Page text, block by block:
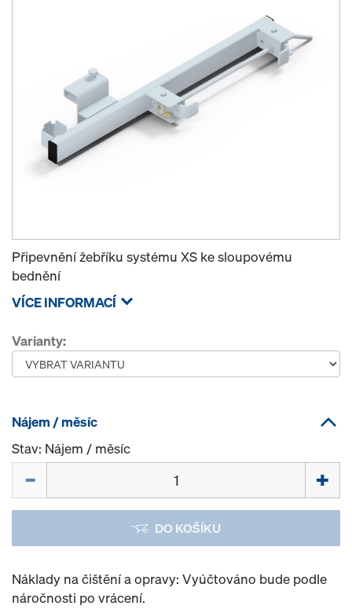
Připevnění žebříku systému XS ke sloupovému
bednění
VÍCE INFORMACÍ
Varianty:
Nájem / měsíc
Stav: Nájem / měsíc
DO KOŠÍKU
Náklady na čištění a opravy: Vyúčtováno bude podle
náročnosti po vrácení.